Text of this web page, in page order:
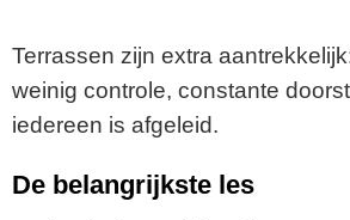
Terrassen zijn extra
weinig controle, constante
iedereen is afgeleid.
De belangrijkste les